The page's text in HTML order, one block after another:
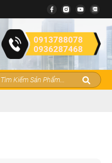
0913788078
0936287468